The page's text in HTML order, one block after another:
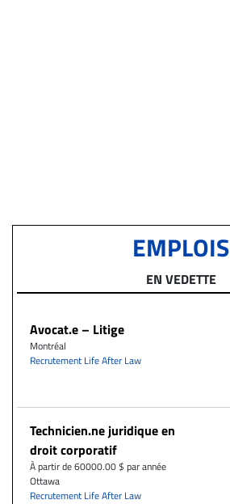
EMPLOIS
EN VEDETTE
Avocat.e – Litige
Montréal
Recrutement Life After Law
Technicien.ne juridique en
droit corporatif
À partir de 60000.00 $ par année
Ottawa
Recrutement Life After Law